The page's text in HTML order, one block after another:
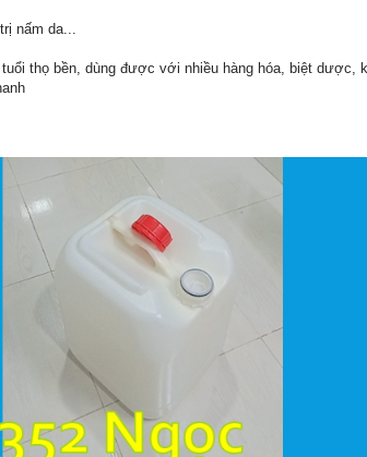
nấm da...
thọ bền, dùng được với nhiều hàng hóa, biệt dược,